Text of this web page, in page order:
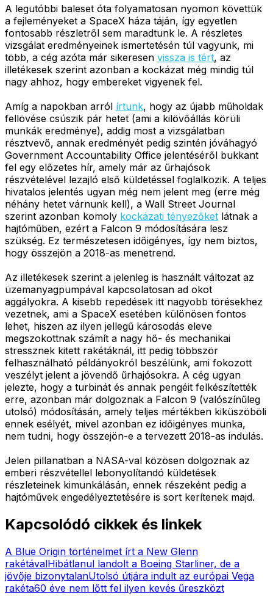
A legutóbbi baleset óta folyamatosan nyomon követtük
a fejleményeket a SpaceX háza táján, így egyetlen
fontosabb részletről sem maradtunk le. A részletes
vizsgálat eredményeinek ismertetésén túl vagyunk, mi
több, a cég azóta már sikeresen vissza is tért, az
illetékesek szerint azonban a kockázat még mindig túl
nagy ahhoz, hogy embereket vigyenek fel.
Amíg a napokban arról írtunk, hogy az újabb műholdak
fellövése csúszik pár hetet (ami a kilövőállás körüli
munkák eredménye), addig most a vizsgálatban
résztvevő, annak eredményét pedig szintén jóváhagyó
Government Accountability Office jelentéséről bukkant
fel egy előzetes hír, amely már az űrhajósok
részvételével lezajló első küldetéssel foglalkozik. A teljes
hivatalos jelentés ugyan még nem jelent meg (erre még
néhány hetet várnunk kell), a Wall Street Journal
szerint azonban komoly kockázati tényezőket látnak a
hajtóműben, ezért a Falcon 9 módosítására lesz
szükség. Ez természetesen időigényes, így nem biztos,
hogy összejön a 2018-as menetrend.
Az illetékesek szerint a jelenleg is használt változat az
üzemanyagpumpával kapcsolatosan ad okot
aggályokra. A kisebb repedések itt nagyobb törésekhez
vezetnek, ami a SpaceX esetében különösen fontos
lehet, hiszen az ilyen jellegű károsodás eleve
megszokottnak számít a nagy hő- és mechanikai
stressznek kitett rakétáknál, itt pedig többször
felhasználható példányokról beszélünk, ami fokozott
veszélyt jelent a jövendő űrhajósokra. A cég ugyan
jelezte, hogy a turbinát és annak pengéit felkészítették
erre, azonban már dolgoznak a Falcon 9 (valószínűleg
utolsó) módosításán, amely teljes mértékben kiküszöböli
ennek esélyét, mivel azonban ez időigényes munka,
nem tudni, hogy összejön-e a tervezett 2018-as indulás.
Jelen pillanatban a NASA-val közösen dolgoznak az
emberi részvétellel lebonyolítandó küldetések
részleteinek kimunkálásán, ennek részeként pedig a
hajtóművek engedélyeztetésére is sort kerítenek majd.
Kapcsolódó cikkek és linkek
A Blue Origin történelmet írt a New Glenn
rakétávalHibátlanul landolt a Boeing Starliner, de a
jövője bizonytalanUtolsó útjára indult az európai Vega
rakéta60 éve nem lőtt fel ilyen kevés űreszközt